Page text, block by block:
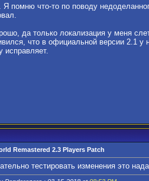
Я помню что-то по поводу
да только локализация у меня
что в официальной версии 2.1 у
исправляет.
Remastered 2.3 Players Patch
тестировать изменения это